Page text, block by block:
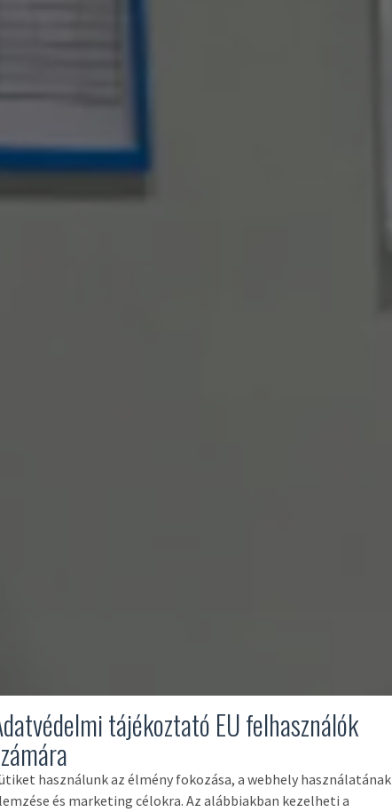
tájékoztató EU felhasználók
használunk az élmény fokozása, a webhely használatának
és marketing célokra. Az alábbiakban kezelheti a